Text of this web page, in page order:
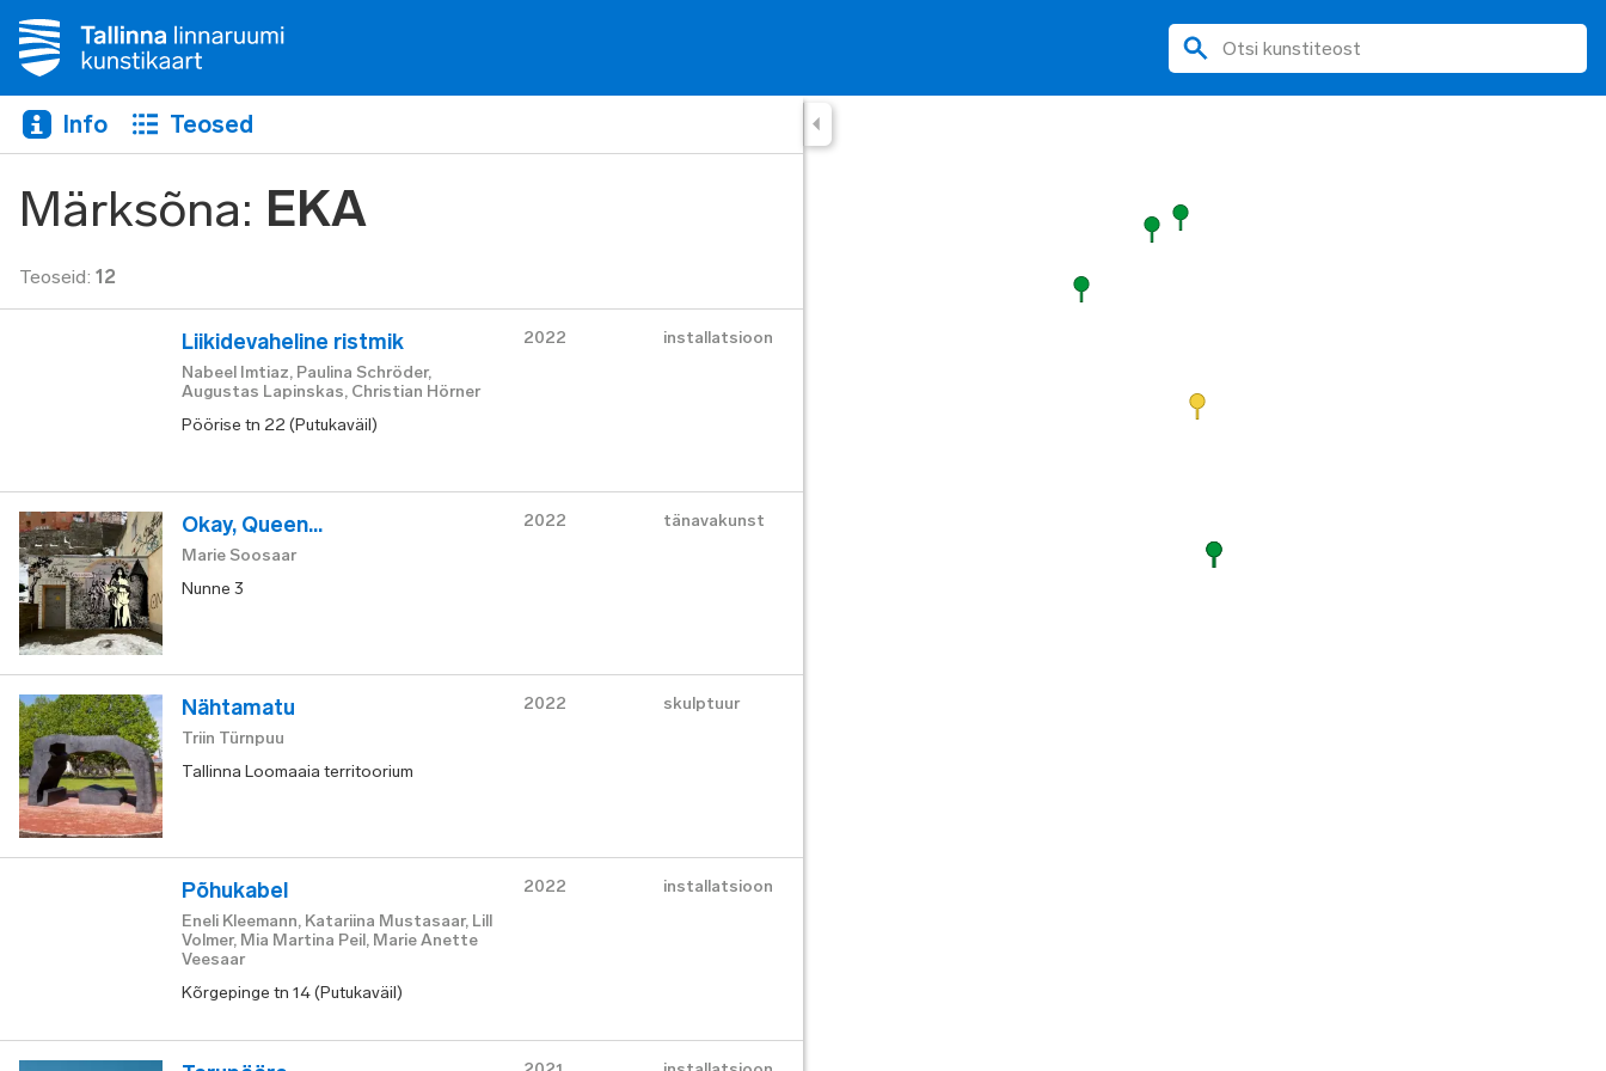
Info Teosed
Märksõna: EKA
Teoseid: 12
Liikidevaheline ristmik
Nabeel Imtiaz, Paulina Schröder,
Augustas Lapinskas, Christian Hörner
Pöörise tn 22 (Putukaväil)
2022 installatsioon
Okay, Queen...
Marie Soosaar
Nunne 3
2022 tänavakunst
Nähtamatu
Triin Türnpuu
Tallinna Loomaaia territoorium
2022 skulptuur
Põhukabel
Eneli Kleemann, Katariina Mustasaar, Lill
Volmer, Mia Martina Peil, Marie Anette
Veesaar
Kõrgepinge tn 14 (Putukaväil)
2022 installatsioon